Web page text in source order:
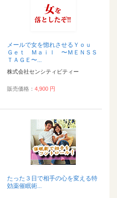
メールで女を惚れさせるＹｏｕ
Ｇｅｔ Ｍａｉｌ 〜ＭＥＮＳＳ
ＴＡＧＥ〜...
株式会社センシティビティー
販売価格： 4,900 円
たった３日で相手の心を変える特
効薬催眠術...